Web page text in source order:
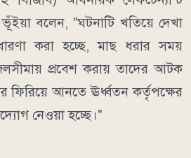
বলেন, "ঘটনাটি খতিয়ে দেখা
করা হচ্ছে, মাছ ধরার সময়
প্রবেশ করায় তাদের আটক
ফিরিয়ে আনতে ঊর্ধ্বতন কর্তৃপক্ষের
নেওয়া হচ্ছে।"